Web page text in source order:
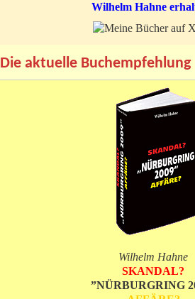
Wilhelm Hahne
Die aktuelle Buchempfehlung
Wilhelm Hahne
SKANDAL?
”NÜRBURGRING